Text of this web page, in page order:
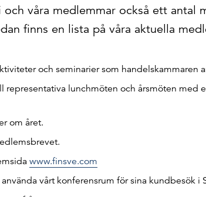
våra medlemmar också ett antal
finns en lista på våra aktuella
och seminarier som handelskammaren
representativa lunchmöten och årsmöten med
om året.
www.finsve.com
vårt konferensrum för sina kundbesök i